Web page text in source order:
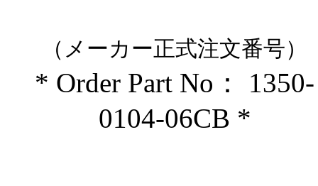
（メーカー正式注文番号）
* Order Part No： 1350-
0104-06CB *